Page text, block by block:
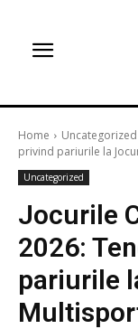
Home Uncategorized
privind pariurile la
Uncategorized
Jocurile
2026:
pariurile